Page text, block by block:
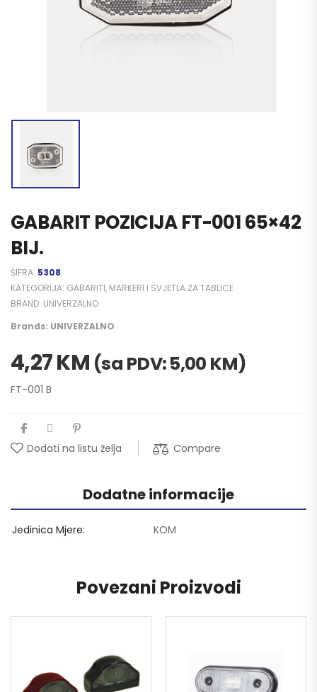
GABARIT POZICIJA FT-001 65×42
BIJ.
ŠIFRA: 5308
KATEGORIJA: GABARITI, MARKERI I SVJETLA ZA TABLICE
BRAND: UNIVERZALNO
Brands: UNIVERZALNO
4,27KM (sa PDV:5,00 KM)
FT-001 B
Dodati na listu želja Compare
Dodatne informacije
Jedinica Mjere KOM
Povezani Proizvodi